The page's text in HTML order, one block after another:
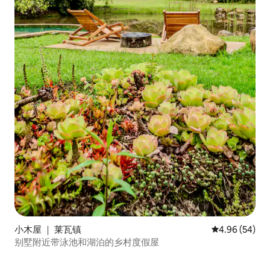
小木屋 ｜ 莱瓦镇 平均评分 4.96
4.96 (54)
别墅附近带泳池和湖泊的乡村度假屋